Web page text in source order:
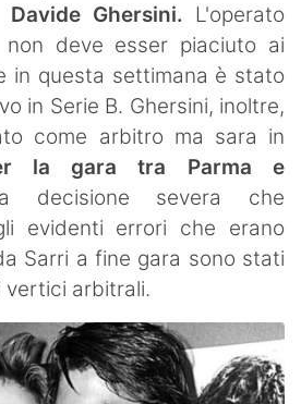
Davide Ghersini. L'operato
non deve esser piaciuto ai
in questa settimana è stato
in Serie B. Ghersini, inoltre,
come arbitro ma sara in
la gara tra Parma e
decisione severa che
evidenti errori che erano
Sarri a fine gara sono stati
vertici arbitrali.